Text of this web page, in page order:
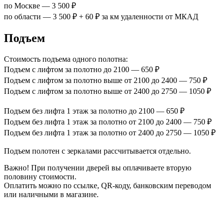
по Москве — 3 500 ₽
по области — 3 500 ₽ + 60 ₽ за км удаленности от МКАД
Подъем
Стоимость подъема одного полотна:
Подъем с лифтом за полотно до 2100 — 650 ₽
Подъем с лифтом за полотно выше от 2100 до 2400 — 750 ₽
Подъем с лифтом за полотно выше от 2400 до 2750 — 1050 ₽
Подъем без лифта 1 этаж за полотно до 2100 — 650 ₽
Подъем без лифта 1 этаж за полотно от 2100 до 2400 — 750 ₽
Подъем без лифта 1 этаж за полотно от 2400 до 2750 — 1050 ₽
Подъем полотен с зеркалами рассчитывается отдельно.
Важно! При получении дверей вы оплачиваете вторую
половину стоимости.
Оплатить можно по ссылке, QR-коду, банковским переводом
или наличными в магазине.